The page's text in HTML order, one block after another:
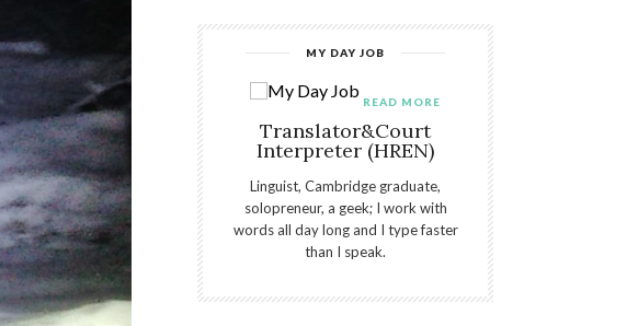
MY DAY JOB
Translator&Court
Interpreter (HREN)
Linguist, Cambridge graduate,
solopreneur, a geek; I work with
words all day long and I type faster
than I speak.
READ MORE